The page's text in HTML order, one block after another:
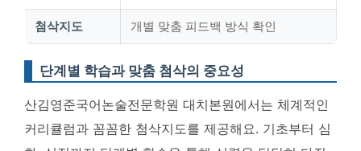
첨삭지도 개별 맞춤 피드백 방식 확인
단계별 학습과 맞춤 첨삭의 중요성
산김영준국어논술전문학원 대치본원에서는 체계적인
커리큘럼과 꼼꼼한 첨삭지도를 제공해요. 기초부터 심